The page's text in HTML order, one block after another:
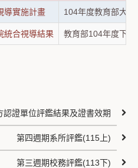
導實施計畫 104年度教育部大
統合視導結果 教育部104年度下
認證單位評鑑結果及證書效期
第四週期系所評鑑(115上)
第三週期校務評鑑(113下)